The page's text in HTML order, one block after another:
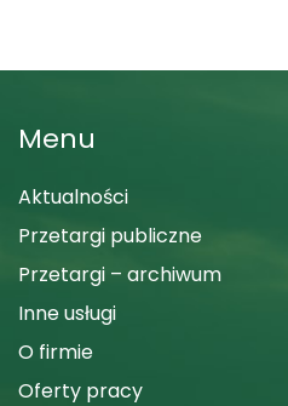
Menu
Aktualności
Przetargi publiczne
Przetargi – archiwum
Inne usługi
O firmie
Oferty pracy